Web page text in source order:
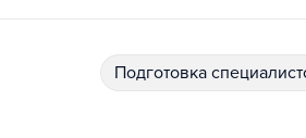
подготовка